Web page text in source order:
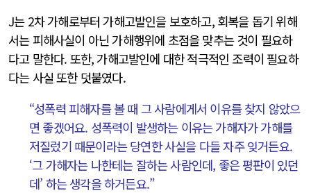
J는 2차 가해로부터 가해고발인을 보호하고, 회복을 돕기 위해
서는 피해사실이 아닌 가해행위에 초점을 맞추는 것이 필요하
다고 말한다. 또한, 가해고발인에 대한 적극적인 조력이 필요하
다는 사실 또한 덧붙였다.
“성폭력 피해자를 볼 때 그 사람에게서 이유를 찾지 않았으
면 좋겠어요. 성폭력이 발생하는 이유는 가해자가 가해를
저질렀기 때문이라는 당연한 사실을 다들 자주 잊거든요.
‘그 가해자는 나한테는 잘하는 사람인데, 좋은 평판이 있던
데’ 하는 생각을 하거든요.”